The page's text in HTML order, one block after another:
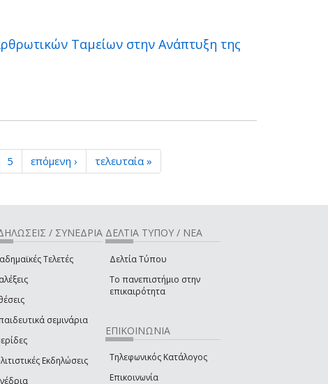
Ταμείων στην Ανάπτυξη της
5 επόμενη › τελευταία »
/ ΣΥΝΕΔΡΙΑ
Τελετές
σεμινάρια
Εκδηλώσεις
ΔΕΛΤΙΑ ΤΥΠΟΥ / ΝΕΑ
Δελτία Τύπου
Το πανεπιστήμιο στην
επικαιρότητα
ΕΠΙΚΟΙΝΩΝΙΑ
Τηλεφωνικός Κατάλογος
Επικοινωνία